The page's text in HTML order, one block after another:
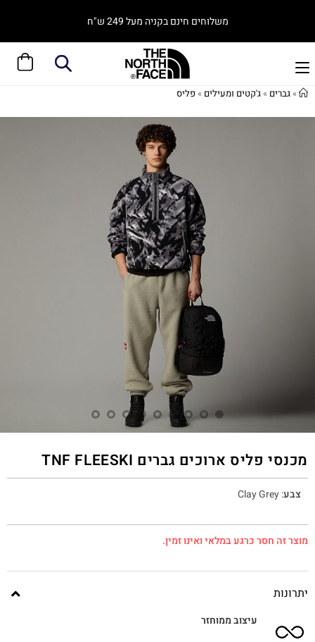
משלוחים חינם בקניה מעל 249 ש"ח
»גברים »ג'קטים ומעילים » פליס
מכנסי פליס ארוכים גברים TNF FLEESKI
צבע:
Clay Grey
מוצר זה חסר כרגע במלאי ואינו זמין.
יתרונות
עיצוב ממוחזר